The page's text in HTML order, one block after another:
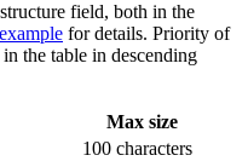
field, both in the
example for details. Priority of
the table in descending
Max size
100 characters